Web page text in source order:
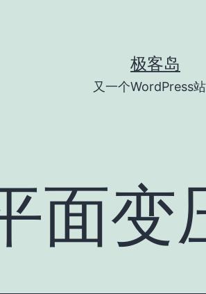
极客岛
又一个WordPress
面变